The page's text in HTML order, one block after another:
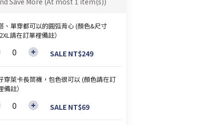
、單穿都可以的圓弧背心 (顏色&尺寸
請在訂單裡備註）
SALE NT$249
穿萊卡長筒襪，包色很可以 (顏色請在訂
備註）
SALE NT$69